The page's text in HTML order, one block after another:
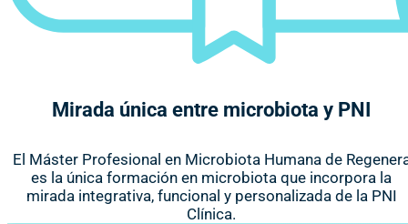
Mirada única entre microbiota y PNI
El Máster Profesional en Microbiota Humana de
es la única formación en microbiota que incorpora la
mirada integrativa, funcional y personalizada de la PNI
Clínica.